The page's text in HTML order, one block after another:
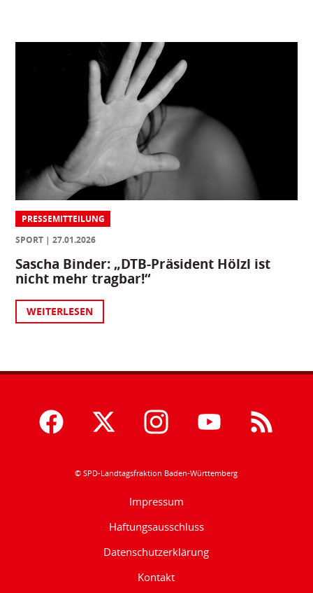
PRESSEMITTEILUNG
SPORT
27.01.2026
Sascha Binder: „DTB-Präsident Hölzl ist
nicht mehr tragbar!“
WEITERLESEN
© SPD-Landtagsfraktion Baden-Württemberg
Impressum
Haftungsausschluss
Datenschutzerklärung
Kontakt